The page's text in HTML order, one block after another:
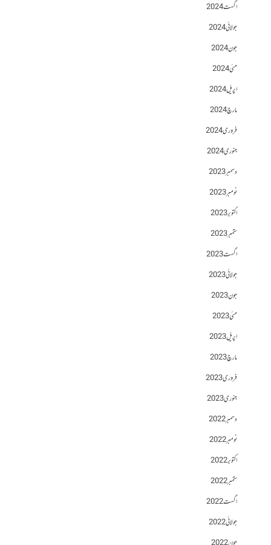
اگست 2024
جولائی 2024
جون 2024
مئی 2024
اپریل 2024
مارچ 2024
فروری 2024
جنوری 2024
دسمبر 2023
نومبر 2023
اکتوبر 2023
ستمبر 2023
اگست 2023
جولائی 2023
جون 2023
مئی 2023
اپریل 2023
مارچ 2023
فروری 2023
جنوری 2023
دسمبر 2022
نومبر 2022
اکتوبر 2022
ستمبر 2022
اگست 2022
جولائی 2022